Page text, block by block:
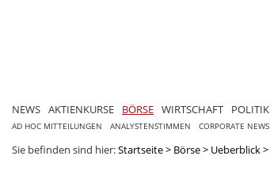
NEWS AKTIENKURSE BÖRSE WIRTSCHAFT POLITIK
AD HOC MITTEILUNGEN ANALYSTENSTIMMEN CORPORATE NEWS
Sie befinden sind hier:Startseite> Börse> Ueberblick>